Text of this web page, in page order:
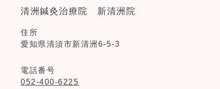
清洲鍼灸治療院 新清洲院
住所
愛知県清須市新清洲6-5-3
電話番号
052-400-6225